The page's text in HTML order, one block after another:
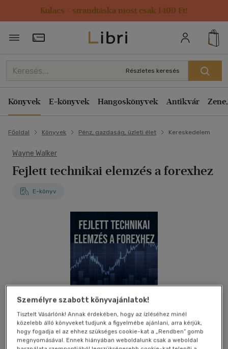
Kulacs / strandtáska most csak 1499 Ft!
Törzsvásárlói Kártya adatai
Részletes keresés
Könyvek E-könyvek Hangoskönyvek Antikvár
Főoldal Könyvek Pénz, gazdaság, üzleti élet Kereskedelem
Wayne Walker
Fejlett technikai elemzés a forexhez
E-könyv
Személyre szabott könyvajánlatok!
Tisztelt Vásárlónk! Annak érdekében, hogy az ízléséhez minél
közelebb álló könyveket tudjunk a figyelmébe ajánlani, arra kérjük,
hogy fogadja el az ehhez szükséges cookie-kat a „Rendben” gomb
megnyomásával. Ennek hiányában weboldalunk csak a weboldal